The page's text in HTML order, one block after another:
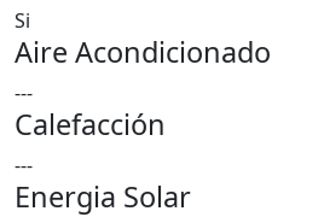
Si
Aire Acondicionado
---
Calefacción
---
Energia Solar